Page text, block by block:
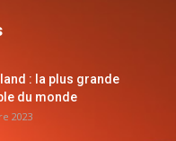
: la plus grande
du monde
2023